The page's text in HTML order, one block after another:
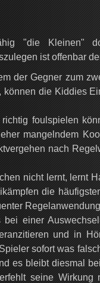
"die Kleinen"
ist offenbar
der Gegner zum
die Kiddies
foulspielen
mangelndem
nach
nicht lernt, lernt
die
bei einer
und in
sofort was
es bleibt diesmal
seine